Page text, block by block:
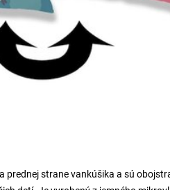
strane vankúšika a sú